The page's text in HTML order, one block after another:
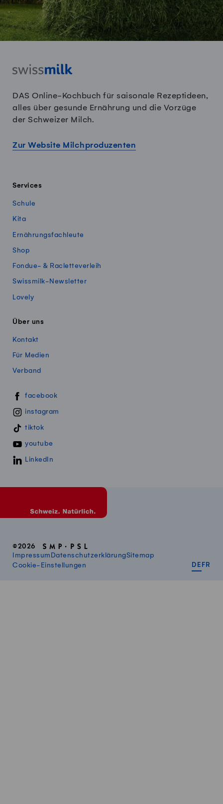
DAS Online-Kochbuch für saisonale Rezeptideen,
alles über gesunde Ernährung und die Vorzüge
der Schweizer Milch.
Zur Website Milchproduzenten
Services
Schule
Kita
Ernährungsfachleute
Shop
Fondue- & Racletteverleih
Swissmilk-Newsletter
Lovely
Über uns
Kontakt
Für Medien
Verband
Swissmillk auf Social Media
facebook
instagram
tiktok
youtube
LinkedIn
©2026
Impressum DatenschutzerklärungSitemap
Cookie-Einstellungen
DE FR